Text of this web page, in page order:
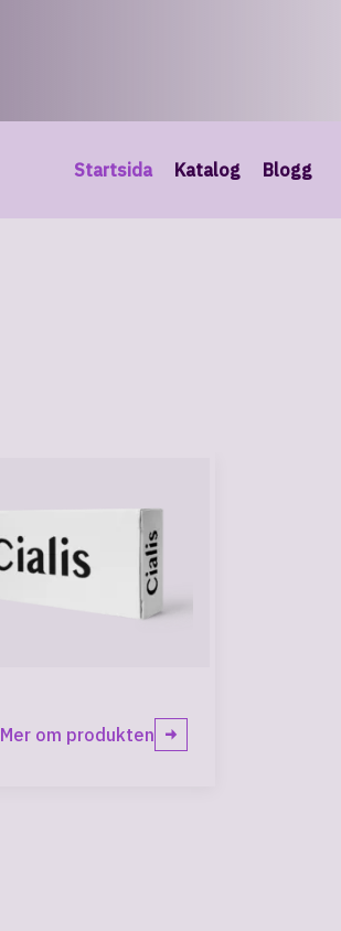
Startsida Katalog Blogg
Mer om produkten